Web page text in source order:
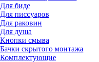
Для биде
Для писсуаров
Для раковин
Для душа
Кнопки смыва
Бачки скрытого монтажа
Комплектующие